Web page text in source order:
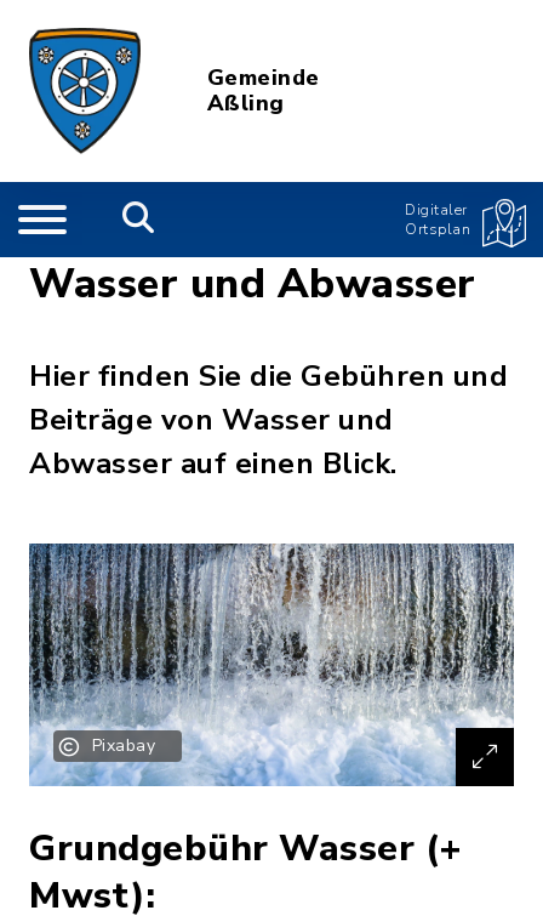
Gemeinde
Aßling
Digitaler
Ortsplan
Wasser und Abwasser
Hier finden Sie die Gebühren und
Beiträge von Wasser und
Abwasser auf einen Blick.
Pixabay
Grundgebühr Wasser (+
Mwst):